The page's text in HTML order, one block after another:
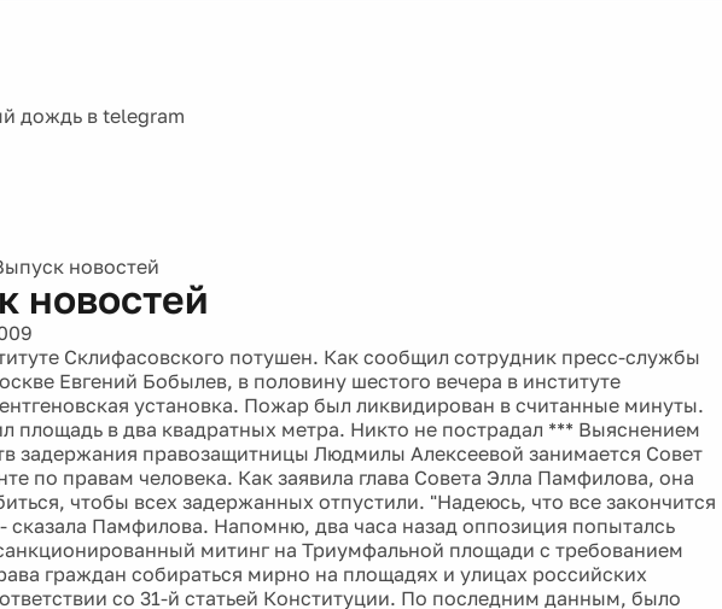
новостей
новостей
Склифасовского потушен. Как сообщил сотрудник пресс-службы
Евгений Бобылев, в половину шестого вечера в институте
установка. Пожар был ликвидирован в считанные минуты.
площадь в два квадратных метра. Никто не пострадал *** Выяснением
задержания правозащитницы Людмилы Алексеевой занимается Совет
по правам человека. Как заявила глава Совета Элла Памфилова, она
чтобы всех задержанных отпустили. "Надеюсь, что все закончится
сказала Памфилова. Напомню, два часа назад оппозиция попыталсь
митинг на Триумфальной площади с требованием
граждан собираться мирно на площадях и улицах российских
со 31-й статьей Конституции. По последним данным, было